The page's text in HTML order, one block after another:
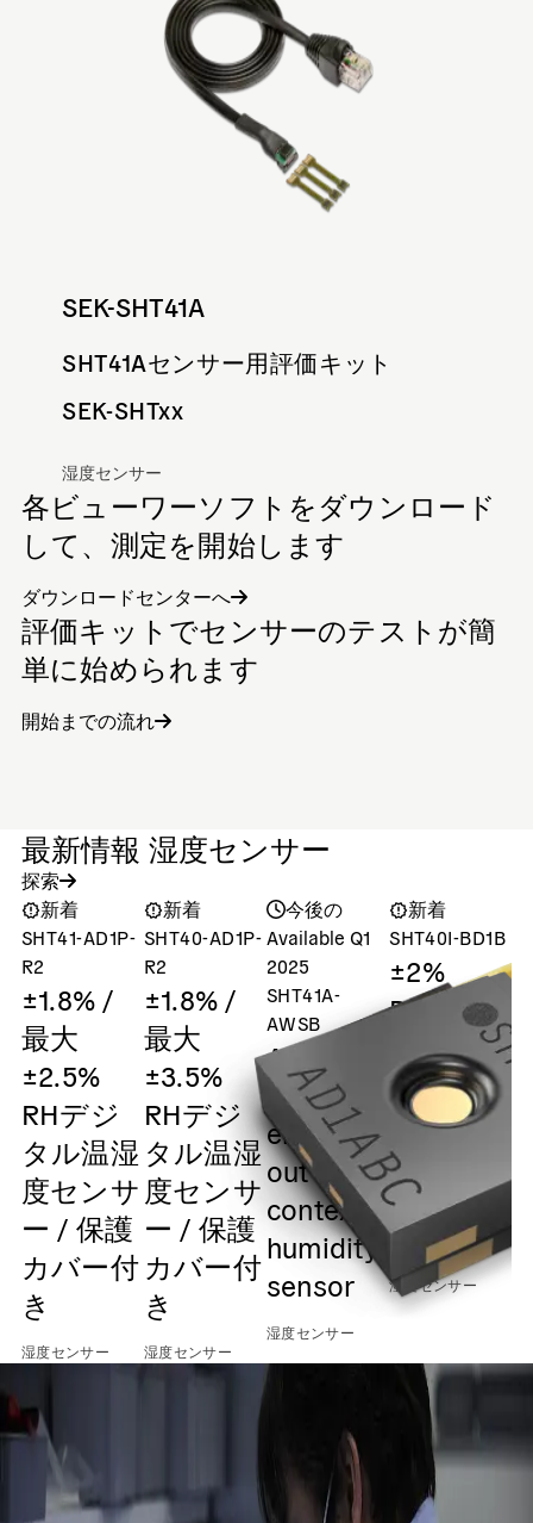
SEK-SHT41A
SHT41Aセンサー用評価キット
SEK-SHTxx
湿度センサー
各ビューワーソフトをダウンロード
して、測定を開始します
ダウンロードセンターへ
評価キットでセンサーのテストが簡
単に始められます
開始までの流れ
最新情報 湿度センサー
探索
新着
SHT41-AD1P-
R2
±1.8% /
最大
±2.5%
RHデジ
タル温湿
度センサ
ー / 保護
カバー付
き
湿度センサー
新着
SHT40-AD1P-
R2
±1.8% /
最大
±3.5%
RHデジ
タル温湿
度センサ
ー / 保護
カバー付
き
湿度センサー
今後の
Available Q1
2025
SHT41A-
AWSB
ASIL-A
safety
element
out of
context
humidity
sensor
湿度センサー
新着
SHT40I-BD1B
±2%
Digital
humidity
and
sensor /
0x45 I2C
Output
湿度センサー